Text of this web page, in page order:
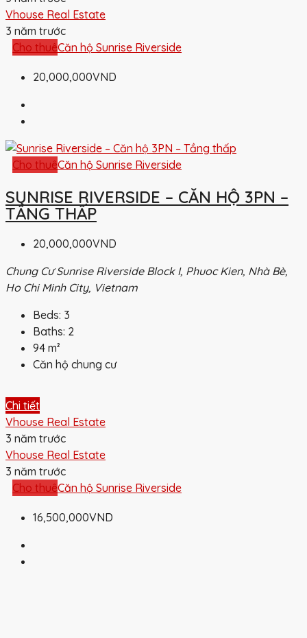
Vhouse Real Estate
3 năm trước
Cho thuêCăn hộ Sunrise Riverside
20,000,000VND
Cho thuêCăn hộ Sunrise Riverside
SUNRISE RIVERSIDE – CĂN HỘ 3PN –
TẦNG THẤP
20,000,000VND
Chung Cư Sunrise Riverside Block I, Phuoc Kien, Nhà Bè,
Ho Chi Minh City, Vietnam
Beds: 3
Baths: 2
94 m²
Căn hộ chung cư
Chi tiết
Vhouse Real Estate
3 năm trước
Vhouse Real Estate
3 năm trước
Cho thuêCăn hộ Sunrise Riverside
16,500,000VND